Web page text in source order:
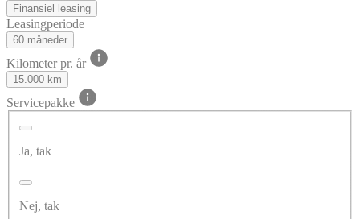
Finansiel leasing
Leasingperiode
60 måneder
Kilometer pr. år
15.000 km
Servicepakke
Ja, tak
Nej, tak